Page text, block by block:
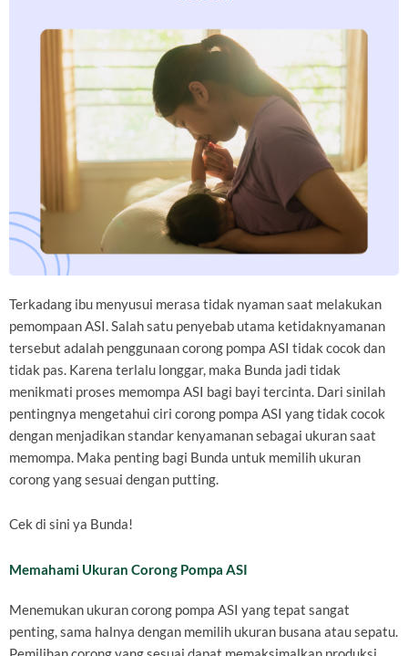
Terkadang ibu menyusui merasa tidak nyaman saat melakukan
pemompaan ASI. Salah satu penyebab utama ketidaknyamanan
tersebut adalah penggunaan corong pompa ASI tidak cocok dan
tidak pas. Karena terlalu longgar, maka Bunda jadi tidak
menikmati proses memompa ASI bagi bayi tercinta. Dari sinilah
pentingnya mengetahui ciri corong pompa ASI yang tidak cocok
dengan menjadikan standar kenyamanan sebagai ukuran saat
memompa. Maka penting bagi Bunda untuk memilih ukuran
corong yang sesuai dengan putting.
Cek di sini ya Bunda!
Memahami Ukuran Corong Pompa ASI
Menemukan ukuran corong pompa ASI yang tepat sangat
penting, sama halnya dengan memilih ukuran busana atau sepatu.